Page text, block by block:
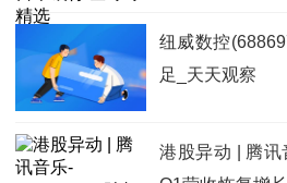
纽威数控
足_天天观察
港股异动 | 腾讯